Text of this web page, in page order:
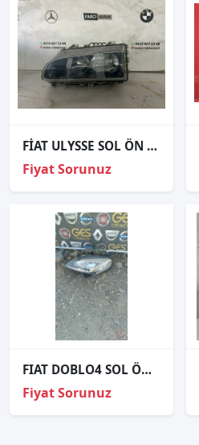
FİAT ULYSSE SOL ÖN FAR ORJİNAL SIFIR
Fiyat Sorunuz
FIAT DOBLO4 SOL ÖN FAR ORJİNAL ÇIKMA PARÇALAR
Fiyat Sorunuz